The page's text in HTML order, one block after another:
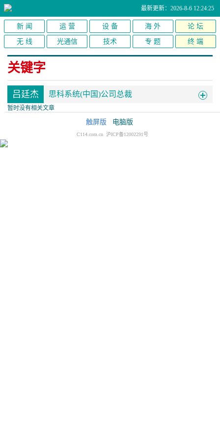
最新更新：2026-8-6 12:24:25
新 闻 运 营 设 备 海 外 论 坛
无 线 光通信 技术 专 题 终 端
关键字
吕廷杰 思科系统(中国)公司总裁
暂时没有相关文章
触屏版 电脑版
C114.com.cn 沪ICP备12002291号